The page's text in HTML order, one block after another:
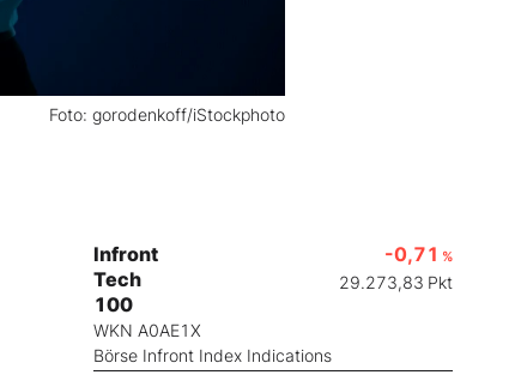
Foto: gorodenkoff/iStockphoto
Infront
Tech
100
WKN A0AE1X
Börse Infront Index Indications
-0,71 %
29.273,83 Pkt